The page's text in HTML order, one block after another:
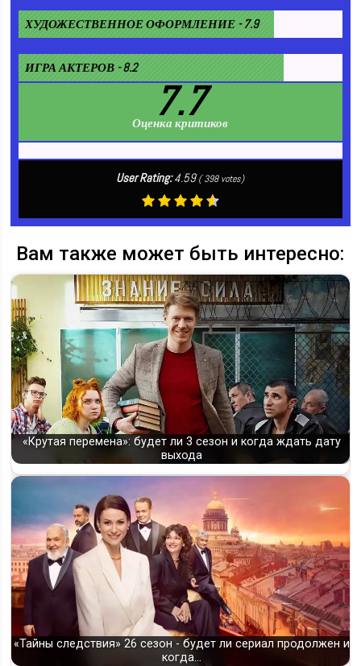
ХУДОЖЕСТВЕННОЕ ОФОРМЛЕНИЕ - 7.9
ИГРА АКТЕРОВ - 8.2
7.7
Оценка критиков
User Rating:4.59 (398votes)
Вам также может быть интересно:
«Крутая перемена»: будет ли 3 сезон и когда ждать дату
выхода
«Тайны следствия» 26 сезон - будет ли сериал продолжен и
когда…